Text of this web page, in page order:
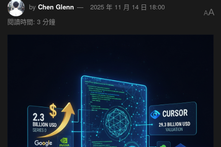
by Chen Glenn
2025 年 11 月 14 日 18:00
閱讀時間: 3 分鐘
AA